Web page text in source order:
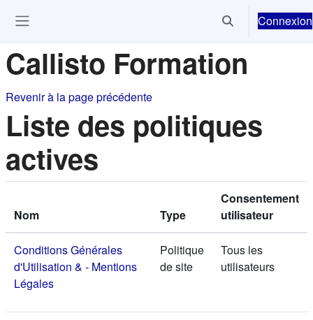
Activer/Connexion
Callisto Formation
Revenir à la page précédente
Liste des politiques
actives
Nom Type
Consentement
utilisateur
Conditions Générales
d'Utilisation & - Mentions
Légales
Politique
de site
Tous les
utilisateurs